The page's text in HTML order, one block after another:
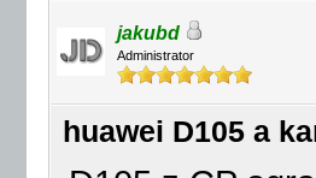
jakubd
Administrator
huawei D105 a